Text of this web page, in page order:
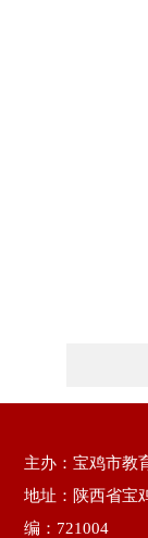
主办：宝鸡市教
地址：陕西省宝
编：721004